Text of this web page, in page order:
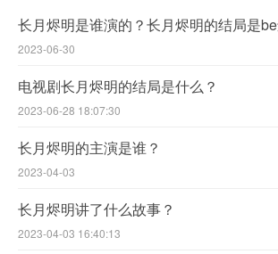
长月烬明是谁演的？长月烬明的结局是
2023-06-30
电视剧长月烬明的结局是什么？
2023-06-28 18:07:30
长月烬明的主演是谁？
2023-04-03
长月烬明讲了什么故事？
2023-04-03 16:40:13